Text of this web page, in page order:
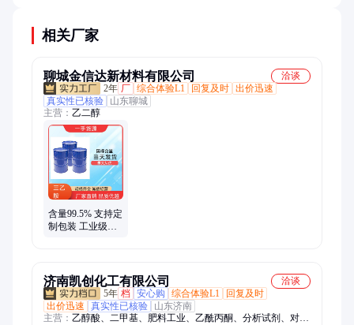
相关厂家
聊城金信达新材料有限公司
洽谈
2年 厂 综合体验L1 回复及时 出价迅速
真实性已核验
山东聊城
主营： 乙二醇
含量99.5% 支持定
制包装 工业级三
济南凯创化工有限公司
洽谈
5年 档 安心购 综合体验L1
回复及时
出价迅速
真实性已核验
山东济南
主营： 乙醇酸、二甲基、肥料工业、乙酰丙酮、分析试剂、对苯